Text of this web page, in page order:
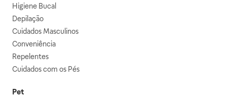
Higiene Bucal
Depilação
Cuidados Masculinos
Conveniência
Repelentes
Cuidados com os Pés
Pet